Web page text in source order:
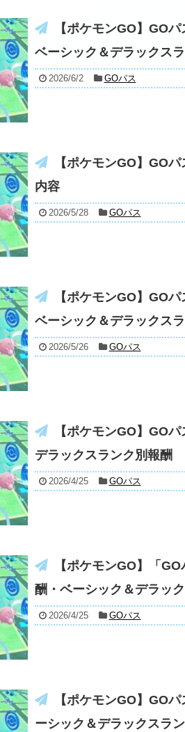
【ポケモンGO】GO
ベーシック＆デラックス
2026/6/2 GOパス
【ポケモンGO】GO
内容
2026/5/28 GOパス
【ポケモンGO】GO
ベーシック＆デラックス
2026/5/26 GOパス
【ポケモンGO】GO
デラックスランク別報酬
2026/4/25 GOパス
【ポケモンGO】「
酬・ベーシック＆デラッ
2026/4/25 GOパス
【ポケモンGO】GO
ーシック＆デラックスラ